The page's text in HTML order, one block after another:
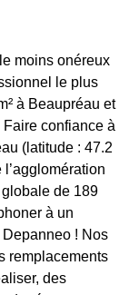
moins onéreux
le plus
à Beaupréau et
confiance à
(latitude : 47.2
de 189
à un
! Nos
remplacements
des